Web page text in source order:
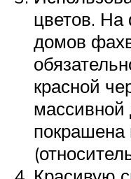
цветов. На
домов
красной
массивной
покрашена